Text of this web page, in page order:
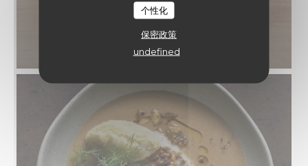
个性化
保密政策
undefined